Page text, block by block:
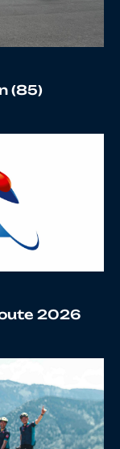
Thaïs
Mathys
(85)
2026